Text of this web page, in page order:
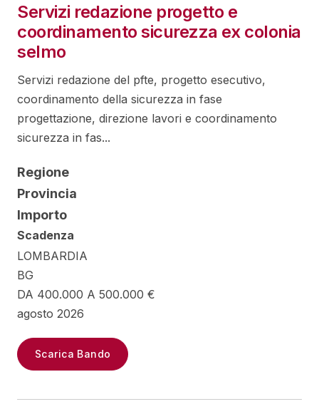
Servizi redazione progetto e
coordinamento sicurezza ex colonia
selmo
Servizi redazione del pfte, progetto esecutivo,
coordinamento della sicurezza in fase
progettazione, direzione lavori e coordinamento
sicurezza in fas...
Regione
Provincia
Importo
Scadenza
LOMBARDIA
BG
DA 400.000 A 500.000 €
agosto 2026
Scarica Bando